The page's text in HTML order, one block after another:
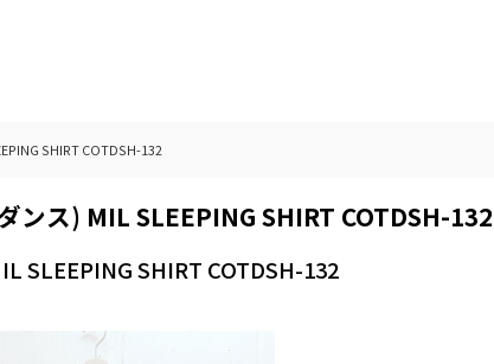
SHIRT COTDSH-132
ス) MIL SLEEPING SHIRT COTDSH-132
SHIRT COTDSH-132